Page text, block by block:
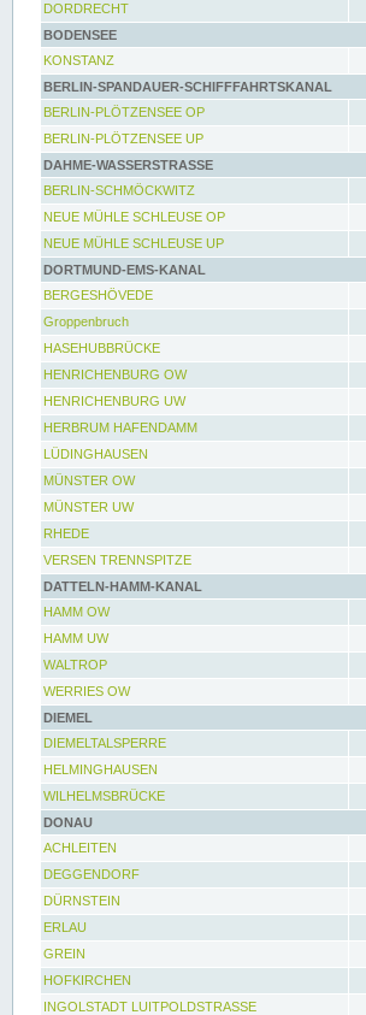
DORDRECHT
BODENSEE
KONSTANZ
BERLIN-SPANDAUER-SCHIFFFAHRTSKANAL
BERLIN-PLÖTZENSEE OP
BERLIN-PLÖTZENSEE UP
DAHME-WASSERSTRASSE
BERLIN-SCHMÖCKWITZ
NEUE MÜHLE SCHLEUSE OP
NEUE MÜHLE SCHLEUSE UP
DORTMUND-EMS-KANAL
BERGESHÖVEDE
Groppenbruch
HASEHUBBRÜCKE
HENRICHENBURG OW
HENRICHENBURG UW
HERBRUM HAFENDAMM
LÜDINGHAUSEN
MÜNSTER OW
MÜNSTER UW
RHEDE
VERSEN TRENNSPITZE
DATTELN-HAMM-KANAL
HAMM OW
HAMM UW
WALTROP
WERRIES OW
DIEMEL
DIEMELTALSPERRE
HELMINGHAUSEN
WILHELMSBRÜCKE
DONAU
ACHLEITEN
DEGGENDORF
DÜRNSTEIN
ERLAU
GREIN
HOFKIRCHEN
INGOLSTADT LUITPOLDSTRASSE